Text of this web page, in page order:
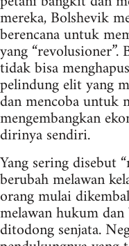
mereka, Bolshevik
berencana untuk
yang “revolusioner”.
tidak bisa
pelindung elit yang
dan mencoba untuk
mengembangkan
dirinya sendiri.
Yang sering disebut
berubah melawan
orang mulai
melawan hukum dan
ditodong senjata.